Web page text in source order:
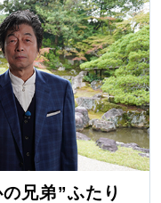
兄弟”ふたり